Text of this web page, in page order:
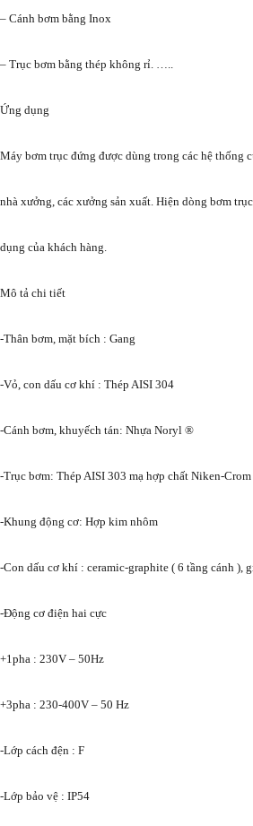
– Cánh bơm bằng Inox
– Trục bơm bằng thép không rỉ. …..
Ứng dụng
Máy bơm trục đứng được dùng trong các hệ thống
nhà xưởng, các xưởng sản xuất. Hiện dòng bơm
dụng của khách hàng.
Mô tả chi tiết
-Thân bơm, mặt bích : Gang
-Vỏ, con dấu cơ khí : Thép AISI 304
-Cánh bơm, khuyếch tán: Nhựa Noryl ®
-Trục bơm: Thép AISI 303 mạ hợp chất Niken-Crom
-Khung động cơ: Hợp kim nhôm
-Con dấu cơ khí : ceramic-graphite ( 6 tầng cánh ),
-Động cơ điện hai cực
+1pha : 230V – 50Hz
+3pha : 230-400V – 50 Hz
-Lớp cách đện : F
-Lớp bảo vệ : IP54